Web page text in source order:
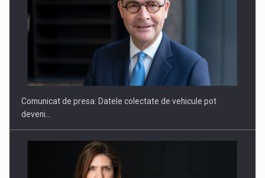
ROOTED IN ROMANIA, BUILT TO DELIVER TECHNOLOGY FOR
Comunicat de presa: Datele colectate de vehicule pot
deveni…